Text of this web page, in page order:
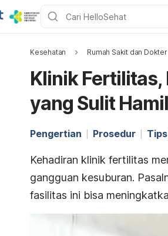
Kesehatan Rumah Sakit dan Dokter
Klinik Fertilitas,
yang Sulit Hamil
Pengertian Prosedur
Kehadiran klinik fertilitas
gangguan kesuburan.
fasilitas ini bisa